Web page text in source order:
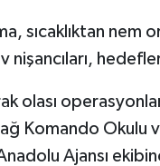
sıcaklıktan nem
nişancıları,
olası
Komando
Ajansı